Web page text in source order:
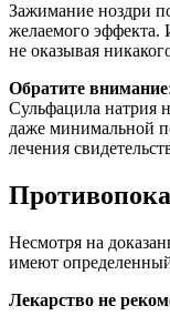
Зажимание ноздри
желаемого эффекта.
не оказывая
Обратите внимание
Сульфацила натрия
даже минимальной
лечения
Несмотря на
имеют
Лекарство не